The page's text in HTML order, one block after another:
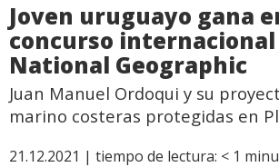
Joven uruguayo gana
concurso internacional
National Geographic
Juan Manuel Ordoqui y su
marino costeras protegidas en
21.12.2021 | tiempo de lectura: < 1